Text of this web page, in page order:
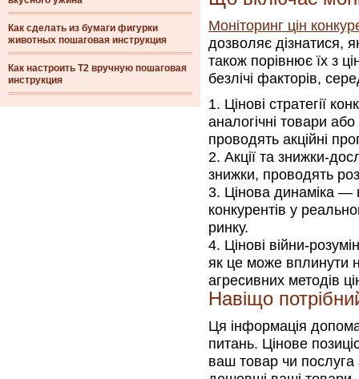
Как сделать из бумаги фигурки
животных пошаговая инструкция
Как настроить Т2 вручную пошаговая
инструкция
Моніторинг цін
дозволяє дізнатися,
також порівнює їх з
безлічі факторів,
Цінові стратегії
аналогічні товари
проводять акційні
Акції та знижки-
знижки, проводять
Цінова динаміка —
конкурентів у
ринку.
Цінові війни-
як це може вплинути
агресивних методів
Навіщо
Ця інформація
питань. Цінове
ваш товар чи послуга